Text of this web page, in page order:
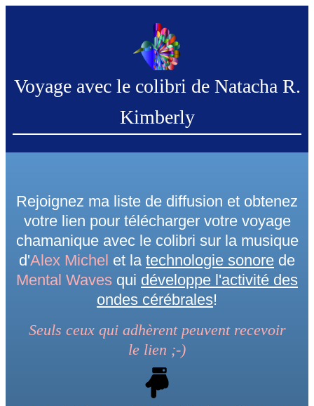
Voyage avec le colibri de Natacha R.
Kimberly
Rejoignez ma liste de diffusion et obtenez
votre lien pour télécharger votre voyage
chamanique avec le colibri sur la musique
d'Alex Michel et la technologie sonore de
Mental Waves qui développe l'activité des
ondes cérébrales!
Seuls ceux qui adhèrent peuvent recevoir
le lien ;-)